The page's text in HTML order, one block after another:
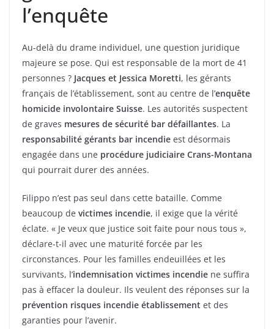
l’enquête
Au-delà du drame individuel, une question juridique
majeure se pose. Qui est responsable de la mort de 41
personnes ? Jacques et Jessica Moretti, les gérants
français de l’établissement, sont au centre de l’enquête
homicide involontaire Suisse. Les autorités suspectent
de graves mesures de sécurité bar défaillantes. La
responsabilité gérants bar incendie est désormais
engagée dans une procédure judiciaire Crans-Montana
qui pourrait durer des années.
Filippo n’est pas seul dans cette bataille. Comme
beaucoup de victimes incendie, il exige que la vérité
éclate. « Je veux que justice soit faite pour nous tous »,
déclare-t-il avec une maturité forcée par les
circonstances. Pour les familles endeuillées et les
survivants, l’indemnisation victimes incendie ne suffira
pas à effacer la douleur. Ils veulent des réponses sur la
prévention risques incendie établissement et des
garanties pour l’avenir.